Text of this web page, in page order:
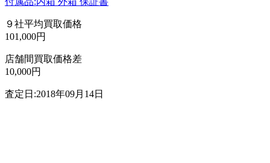
９社平均買取価格
101,000円
店舗間買取価格差
10,000円
査定日:2018年09月14日